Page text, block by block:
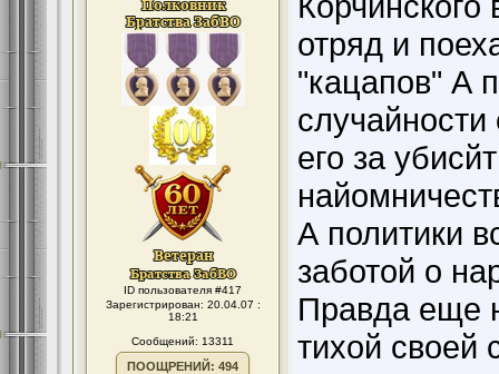
ID пользователя #417
Зарегистрирован: 20.04.07 :
18:21
Сообщений: 13311
ПООЩРЕНИЙ: 494
отряд и
"кацапов" А
его за
А политики
заботой о
Правда еще
тихой своей